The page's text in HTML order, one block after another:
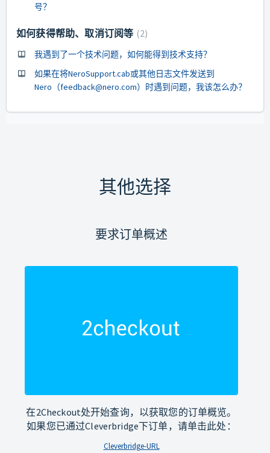
号？
如何获得帮助、取消订阅等 2
我遇到了一个技术问题，如何能得到技术支持？
如果在将NeroSupport.cab或其他日志文件发送到
Nero（feedback@nero.com）时遇到问题，我该怎么办？
其他选择
要求订单概述
在2Checkout处开始查询，以获取您的订单概览。
如果您已通过Cleverbridge下订单，请单击此处：
Cleverbridge-URL